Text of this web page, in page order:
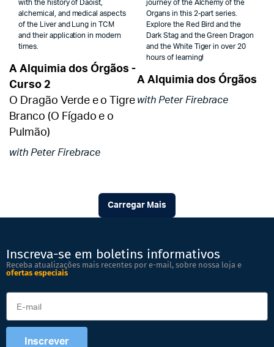
with the history of Daoist,
alchemical, and medical aspects
of the Liver and Lung in TCM
and their application in modern
times.
A Alquimia dos Órgãos -
Curso 2
O Dragão Verde e o Tigre
Branco (O Fígado e o
Pulmão)
with Peter Firebrace
journey of the Alchemy of the
Organs in this 2-part series.
Explore the Red Bird and the
Dark Stag and the Green Dragon
and the White Tiger in over 20
hours of learning!
A Alquimia dos Órgãos
with Peter Firebrace
Carregar Mais
Inscreva-se em boletins informativos
Receba atualizações mais recentes por e-mail, sobre nossa loja e
ofertas especiais
Inscrever